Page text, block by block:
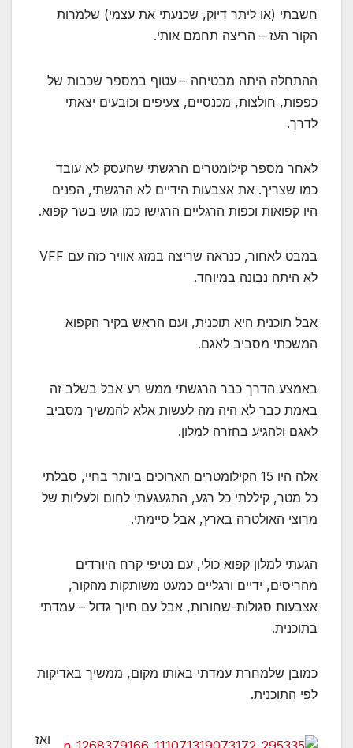
חשבתי (או ליתר דיוק, שכנעתי את עצמי) שלמרות
הקור העז – הריצה תחמם אותי.
ההתחלה היתה מבטיחה – עטוף במספר שכבות של
כפפות, חולצות, מכנסיים, צעיפים וכובעים יצאתי
לדרך.
לאחר מספר קילומטרים הרגשתי שהעסק לא עובד
כמו שצריך. את אצבעות הידיים לא הרגשתי, הפנים
היו קפואות וכפות הרגליים הרגישו כמו גוש בשר קפוא.
במבט לאחור, כנראה שריצה במזג אוויר כזה עם VFF
לא היתה נבונה במיוחד.
אבל תוכנית היא תוכנית, ועם הראש בקיר הקפוא
המשכתי מסביב לאגם.
באמצע הדרך כבר הרגשתי ממש רע אבל בשלב זה
באמת כבר לא היה מה לעשות אלא להמשיך מסביב
לאגם ולהגיע בחזרה למלון.
אלה היו 15 הקילומטרים הארוכים ביותר בחיי, סבלתי
כל מטר, קיללתי כל רגע, התגעגעתי לחום ולעליות של
מרוצי האולטרה בארץ, אבל סיימתי.
הגעתי למלון קפוא כולי, עם נטיפי קרח היורדים
מהריסים, ידיים ורגליים כמעט משותקות מהקור,
אצבעות סגולות-שחורות, אבל עם חיוך גדול – עמדתי
בתוכנית.
כמובן שלמחרת עמדתי באותו מקום, ממשיך באדיקות
לפי התוכנית.
ואז